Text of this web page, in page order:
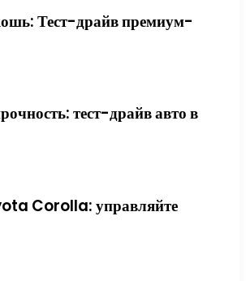
Тест-драйв премиум-
тест-драйв авто в
Corolla: управляйте